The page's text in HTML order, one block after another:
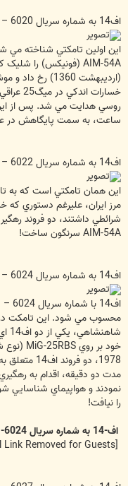
اف14 به شماره سريال 6020 – 3
(ارديبهشت 1360)
خسارات
ساعت، به سمت پايگاهش در
اف14 به شماره سريال 6022 – 3
AIM-54A سرنگون ساخت!
اف14 به شماره سريال 6024 – 3
محسوب مي شود. اين تامکت
1978، دو
را نيافت!
اف-14 به شماره سريال 6024- 3